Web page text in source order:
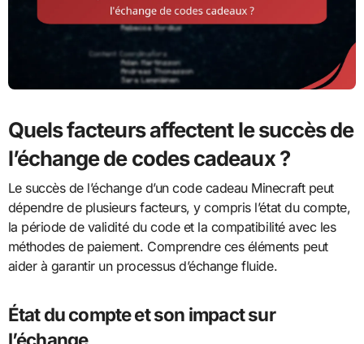
Quels facteurs affectent le succès de
l’échange de codes cadeaux ?
Le succès de l’échange d’un code cadeau Minecraft peut
dépendre de plusieurs facteurs, y compris l’état du compte,
la période de validité du code et la compatibilité avec les
méthodes de paiement. Comprendre ces éléments peut
aider à garantir un processus d’échange fluide.
État du compte et son impact sur
l’échange